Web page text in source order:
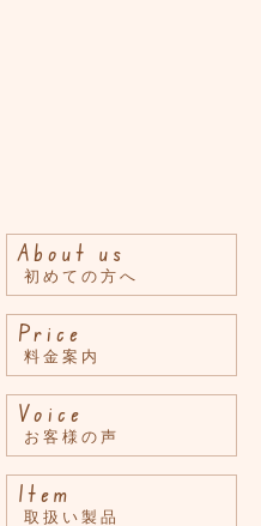
About us
初めての方へ
Price
料金案内
Voice
お客様の声
Item
取扱い製品